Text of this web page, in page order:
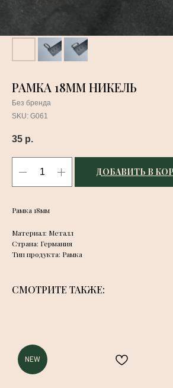
РАМКА 18ММ НИКЕЛЬ
Без бренда
SKU: G061
35 р.
ДОБАВИТЬ В
Рамка 18мм
Материал: Металл
Страна: Германия
Тип продукта: Рамка
СМОТРИТЕ ТАКЖЕ:
NEW